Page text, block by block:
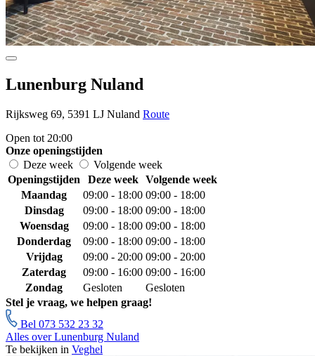
Lunenburg Nuland
Rijksweg 69, 5391 LJ Nuland Route
Open tot 20:00
Onze openingstijden
Deze week
Volgende week
Openingstijden
Deze week
Volgende week
Maandag
09:00 - 18:00 09:00 - 18:00
Dinsdag
09:00 - 18:00 09:00 - 18:00
Woensdag
09:00 - 18:00 09:00 - 18:00
Donderdag
09:00 - 18:00 09:00 - 18:00
Vrijdag
09:00 - 20:00 09:00 - 20:00
Zaterdag
09:00 - 16:00 09:00 - 16:00
Zondag
Gesloten
Gesloten
Stel je vraag, we helpen graag!
Bel 073 532 23 32
Alles over Lunenburg Nuland
Te bekijken in Veghel